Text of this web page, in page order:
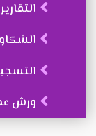
ورش